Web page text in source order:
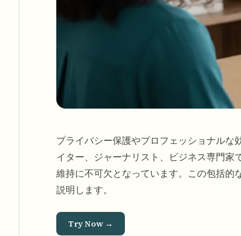
プライバシー保護やプロフェッショナル
イター、ジャーナリスト、ビジネス専門家
維持に不可欠となっています。この包括的
説明します。
Try Now →